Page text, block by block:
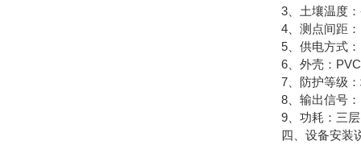
3、土壤温度：
4、测点间距：
5、供电方式：
6、外壳：PVC
7、防护等级：
8、输出信号：
9、功耗：三层
四、设备安装